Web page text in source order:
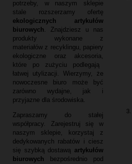
potrzeby,
w naszym sklepie
stale rozszerzamy ofertę
ekologicznych artykułów
biurowych
Znajdziesz u nas
produkty wykonane z
materiałów z recyklingu,
papiery
ekologiczne oraz akcesoria,
które po zużyciu podlegają
łatwej utylizacji.
Wierzymy,
że
nowoczesne biuro może być
zarówno wydajne,
jak i
przyjazne dla środowiska.
Zapraszamy do stałej
współpracy.
Zarejestruj się w
naszym sklepie,
korzystaj z
dedykowanych rabatów i ciesz
się szybką dostawą artykułów
biurowych bezpośrednio pod